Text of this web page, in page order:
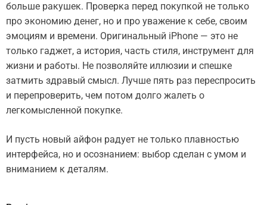
больше ракушек. Проверка перед покупкой не только
про экономию денег, но и про уважение к себе, своим
эмоциям и времени. Оригинальный iPhone — это не
только гаджет, а история, часть стиля, инструмент для
жизни и работы. Не позволяйте иллюзии и спешке
затмить здравый смысл. Лучше пять раз переспросить
и перепроверить, чем потом долго жалеть о
легкомысленной покупке.
И пусть новый айфон радует не только плавностью
интерфейса, но и осознанием: выбор сделан с умом и
вниманием к деталям.